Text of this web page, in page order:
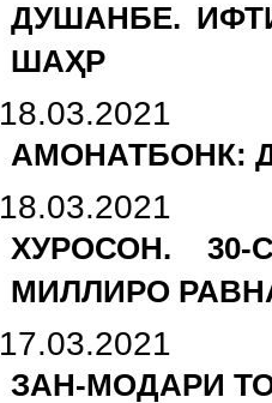
ДУШАНБЕ.
ШАҲР
18.03.2021
АМОНАТБОНК:
18.03.2021
ХУРОСОН.
МИЛЛИРО
17.03.2021
ЗАН-МОДАРИ